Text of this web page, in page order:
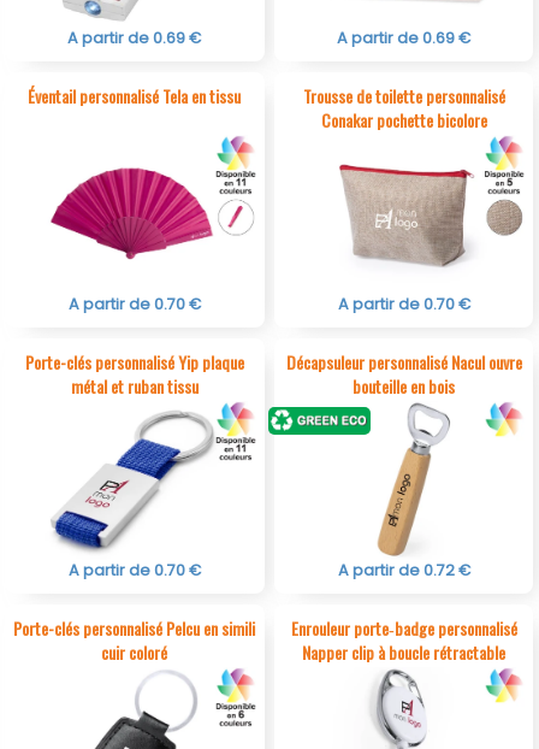
A partir de 0.69 € A partir de 0.69 €
Éventail personnalisé Tela en tissu
A partir de 0.70 €
Trousse de toilette personnalisé
Conakar pochette bicolore
A partir de 0.70 €
Porte-clés personnalisé Yip plaque
métal et ruban tissu
A partir de 0.70 €
Décapsuleur personnalisé Nacul ouvre
bouteille en bois
A partir de 0.72 €
Porte-clés personnalisé Pelcu en simili
cuir coloré
Enrouleur porte‑badge personnalisé
Napper clip à boucle rétractable